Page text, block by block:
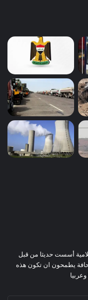
أسست حديثا من قبل
يطمحون ان تكون هذه